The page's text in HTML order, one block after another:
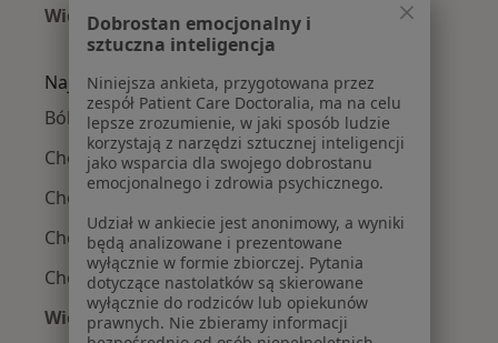
Więcej (15)
Więcej w kategorii: W pobliżu
Najczęście leczone choroby
Bóle brzucha w
Choroba Leśniowskiego-Crohna w
Choroba uchyłkowa jelit w
Choroby dróg żółciowych w
Choroby przewodu pokarmowego w
Więcej (3)
Dobrostan emocjonalny i
sztuczna inteligencja
Niniejsza ankieta, przygotowana przez
zespół Patient Care Doctoralia, ma na celu
lepsze zrozumienie, w jaki sposób ludzie
korzystają z narzędzi sztucznej inteligencji
jako wsparcia dla swojego dobrostanu
emocjonalnego i zdrowia psychicznego.
Udział w ankiecie jest anonimowy, a wyniki
będą analizowane i prezentowane
wyłącznie w formie zbiorczej. Pytania
dotyczące nastolatków są skierowane
wyłącznie do rodziców lub opiekunów
prawnych. Nie zbieramy informacji